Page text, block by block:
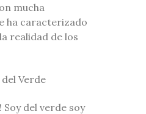
mucha
ha caracterizado
realidad de los
Verde
Soy del verde soy